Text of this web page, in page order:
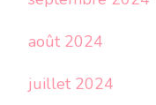
août 2024
juillet 2024